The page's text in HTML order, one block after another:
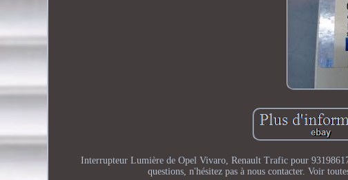
Interrupteur Lumière de Opel Vivaro, Renault Trafic pour
questions, n'hésitez pas à nous contacter. Voir